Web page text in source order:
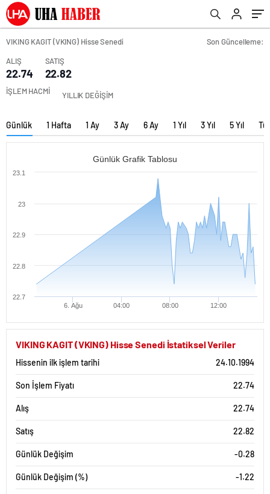
VIKING KAGIT (VKING) Hisse Senedi
Son Güncelleme:
ALIŞ
22.74
SATIŞ
22.82
İŞLEM HACMİ YILLIK DEĞİŞİM
Günlük 1 Hafta 1 Ay 3 Ay 6 Ay 1 Yıl 3 Yıl 5 Yıl
Günlük Grafik Tablosu
6. Ağu 04:00 08:00 12:00
22.7
22.8
22.9
23
23.1
VIKING KAGIT (VKING) Hisse Senedi İstatiksel Veriler
Hissenin ilk işlem tarihi 24.10.1994
Son İşlem Fiyatı 22.74
Alış 22.74
Satış 22.82
Günlük Değişim -0.28
Günlük Değişim (%) -1.22